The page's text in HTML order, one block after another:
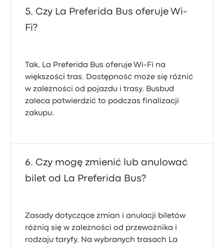
Czy La Preferida Bus oferuje Wi-
Fi?
Tak, La Preferida Bus oferuje Wi‑Fi na
większości tras. Dostępność może się różnić
w zależności od pojazdu i trasy. Busbud
zaleca potwierdzić to podczas finalizacji
zakupu.
Czy mogę zmienić lub anulować
bilet od La Preferida Bus?
Zasady dotyczące zmian i anulacji biletów
różnią się w zależności od przewoźnika i
rodzaju taryfy. Na wybranych trasach La